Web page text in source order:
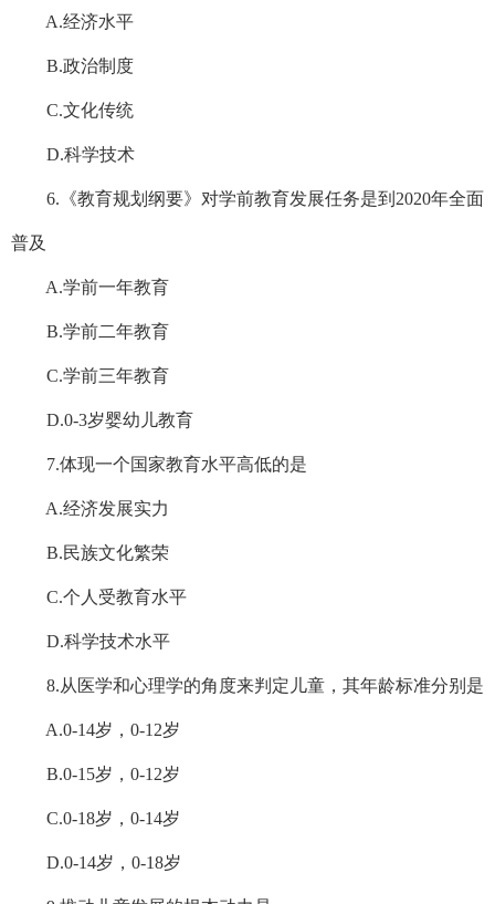
A.经济水平
B.政治制度
C.文化传统
D.科学技术
6.《教育规划纲要》对学前教育发展任务是到2020年全面
普及
A.学前一年教育
B.学前二年教育
C.学前三年教育
D.0-3岁婴幼儿教育
7.体现一个国家教育水平高低的是
A.经济发展实力
B.民族文化繁荣
C.个人受教育水平
D.科学技术水平
8.从医学和心理学的角度来判定儿童，其年龄标准分别是
A.0-14岁，0-12岁
B.0-15岁，0-12岁
C.0-18岁，0-14岁
D.0-14岁，0-18岁